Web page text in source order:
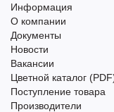
Информация
О компании
Документы
Новости
Вакансии
Цветной каталог
Поступление товара
Производители